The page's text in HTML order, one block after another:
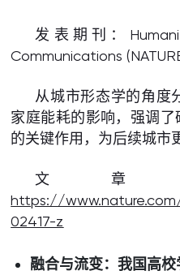
发表期刊：
Communications
从城市形态学的角度
家庭能耗的影响，强调
的关键作用，为后续城市
文章
https://
02417-z
融合与流变：我国高